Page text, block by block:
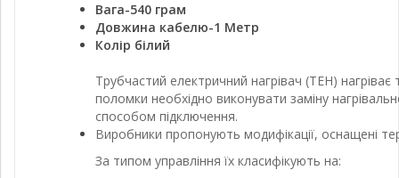
Вага-540 грам
Довжина кабелю-1 Метр
Колір білий
Трубчастий електричний нагрівач (ТЕН)
поломки необхідно виконувати заміну
способом підключення.
Виробники пропонують модифікації, оснащені
За типом управління їх класифікують на: